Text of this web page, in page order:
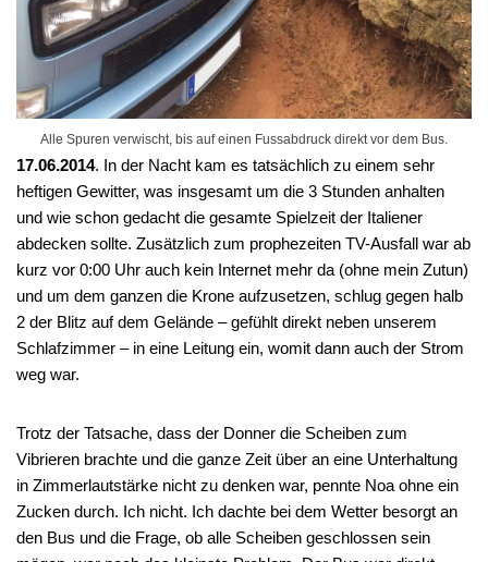
Alle Spuren verwischt, bis auf einen Fussabdruck direkt vor dem Bus.
17.06.2014. In der Nacht kam es tatsächlich zu einem sehr
heftigen Gewitter, was insgesamt um die 3 Stunden anhalten
und wie schon gedacht die gesamte Spielzeit der Italiener
abdecken sollte. Zusätzlich zum prophezeiten TV-Ausfall war ab
kurz vor 0:00 Uhr auch kein Internet mehr da (ohne mein Zutun)
und um dem ganzen die Krone aufzusetzen, schlug gegen halb
2 der Blitz auf dem Gelände – gefühlt direkt neben unserem
Schlafzimmer – in eine Leitung ein, womit dann auch der Strom
weg war.
Trotz der Tatsache, dass der Donner die Scheiben zum
Vibrieren brachte und die ganze Zeit über an eine Unterhaltung
in Zimmerlautstärke nicht zu denken war, pennte Noa ohne ein
Zucken durch. Ich nicht. Ich dachte bei dem Wetter besorgt an
den Bus und die Frage, ob alle Scheiben geschlossen sein